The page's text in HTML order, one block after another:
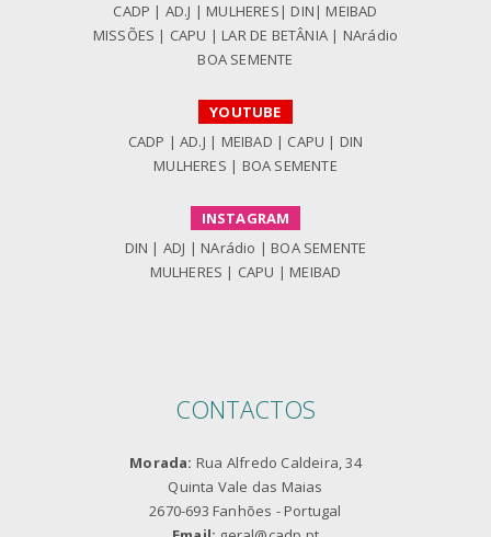
CADP | AD.J | MULHERES | DIN | MEIBAD
MISSÕES | CAPU | LAR DE BETÂNIA | NArádio
BOA SEMENTE
YOUTUBE
CADP |AD.J | MEIBAD | CAPU | DIN
MULHERES | BOA SEMENTE
INSTAGRAM
DIN | ADJ | NArádio | BOA SEMENTE
MULHERES | CAPU | MEIBAD
CONTACTOS
Morada: Rua Alfredo Caldeira, 34
Quinta Vale das Maias
2670-693 Fanhões - Portugal